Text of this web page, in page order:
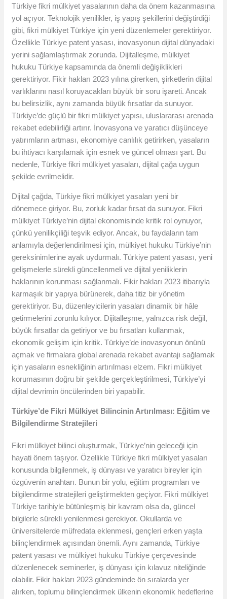
Türkiye fikri mülkiyet yasalarının daha da önem kazanmasına
yol açıyor. Teknolojik yenilikler, iş yapış şekillerini değiştirdiği
gibi, fikri mülkiyet Türkiye için yeni düzenlemeler gerektiriyor.
Özellikle Türkiye patent yasası, inovasyonun dijital dünyadaki
yerini sağlamlaştırmak zorunda. Dijitalleşme, mülkiyet
hukuku Türkiye kapsamında da önemli değişiklikleri
gerektiriyor. Fikir hakları 2023 yılına girerken, şirketlerin dijital
varlıklarını nasıl koruyacakları büyük bir soru işareti. Ancak
bu belirsizlik, aynı zamanda büyük fırsatlar da sunuyor.
Türkiye’de güçlü bir fikri mülkiyet yapısı, uluslararası arenada
rekabet edebilirliği artırır. İnovasyona ve yaratıcı düşünceye
yatırımların artması, ekonomiye canlılık getirirken, yasaların
bu ihtiyacı karşılamak için esnek ve güncel olması şart. Bu
nedenle, Türkiye fikri mülkiyet yasaları, dijital çağa uygun
şekilde evrilmelidir.
Dijital çağda, Türkiye fikri mülkiyet yasaları yeni bir
dönemece giriyor. Bu, zorluk kadar fırsat da sunuyor. Fikri
mülkiyet Türkiye’nin dijital ekonomisinde kritik rol oynuyor,
çünkü yenilikçiliği teşvik ediyor. Ancak, bu faydaların tam
anlamıyla değerlendirilmesi için, mülkiyet hukuku Türkiye’nin
gereksinimlerine ayak uydurmalı. Türkiye patent yasası, yeni
gelişmelerle sürekli güncellenmeli ve dijital yeniliklerin
haklarının korunması sağlanmalı. Fikir hakları 2023 itibarıyla
karmaşık bir yapıya bürünerek, daha titiz bir yönetim
gerektiriyor. Bu, düzenleyicilerin yasaları dinamik bir hâle
getirmelerini zorunlu kılıyor. Dijitalleşme, yalnızca risk değil,
büyük fırsatlar da getiriyor ve bu fırsatları kullanmak,
ekonomik gelişim için kritik. Türkiye’de inovasyonun önünü
açmak ve firmalara global arenada rekabet avantajı sağlamak
için yasaların esnekliğinin artırılması elzem. Fikri mülkiyet
korumasının doğru bir şekilde gerçekleştirilmesi, Türkiye’yi
dijital devrimin öncülerinden biri yapabilir.
Türkiye’de Fikri Mülkiyet Bilincinin Artırılması: Eğitim ve
Bilgilendirme Stratejileri
Fikri mülkiyet bilinci oluşturmak, Türkiye’nin geleceği için
hayati önem taşıyor. Özellikle Türkiye fikri mülkiyet yasaları
konusunda bilgilenmek, iş dünyası ve yaratıcı bireyler için
özgüvenin anahtarı. Bunun bir yolu, eğitim programları ve
bilgilendirme stratejileri geliştirmekten geçiyor. Fikri mülkiyet
Türkiye tarihiyle bütünleşmiş bir kavram olsa da, güncel
bilgilerle sürekli yenilenmesi gerekiyor. Okullarda ve
üniversitelerde müfredata eklenmesi, gençleri erken yaşta
bilinçlendirmek açısından önemli. Aynı zamanda, Türkiye
patent yasası ve mülkiyet hukuku Türkiye çerçevesinde
düzenlenecek seminerler, iş dünyası için kılavuz niteliğinde
olabilir. Fikir hakları 2023 gündeminde ön sıralarda yer
alırken, toplumu bilinçlendirmek ülkenin ekonomik hedeflerine